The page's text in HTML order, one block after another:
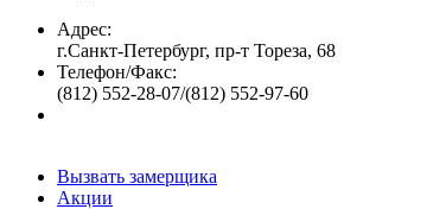
Адрес:
г.Санкт-Петербург, пр-т Тореза, 68
Телефон/Факс:
(812) 552-28-07/(812) 552-97-60
Вызвать замерщика
Акции